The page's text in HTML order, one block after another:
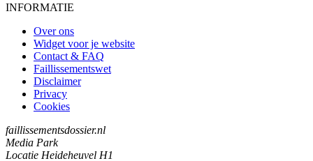
INFORMATIE
Over ons
Widget voor je website
Contact & FAQ
Faillissementswet
Disclaimer
Privacy
Cookies
faillissementsdossier.nl
Media Park
Locatie Heideheuvel H1